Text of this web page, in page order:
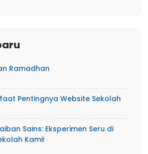
Ramadhan
Pentingnya Website Sekolah
Sains: Eksperimen Seru di
Kami!